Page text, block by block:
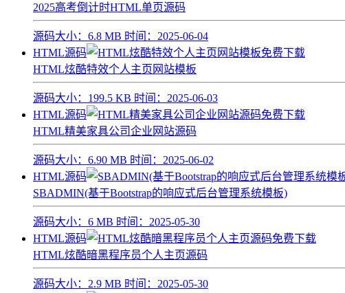
2025高考倒计时HTML单页源码
源码大小： 6.8 MB 时间： 2025-06-04
HTML源码
HTML炫酷特效个人主页网站模板
源码大小： 199.5 KB 时间： 2025-06-03
HTML源码
HTML精美家具公司企业网站源码
源码大小： 6.90 MB 时间： 2025-06-02
HTML源码
SBADMIN(基于Bootstrap的响应式后台管理系统模板)
源码大小： 6 MB 时间： 2025-05-30
HTML源码
HTML炫酷暗黑程序员个人主页源码
源码大小： 2.9 MB 时间： 2025-05-30